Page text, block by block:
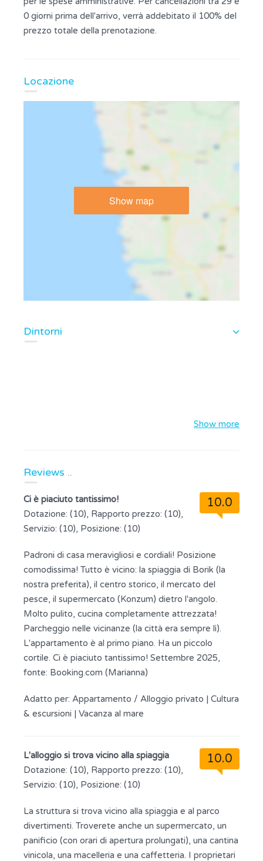
0 giorni prima dell'arrivo, verrà addebitato il 100% del
prezzo totale della prenotazione.
Locazione
Show map
Dintorni
Show more
Reviews ..
10.0
Ci è piaciuto tantissimo!
Dotazione: (10), Rapporto prezzo: (10),
Servizio: (10), Posizione: (10)
Padroni di casa meravigliosi e cordiali! Posizione
comodissima! Tutto è vicino: la spiaggia di Borik (la
nostra preferita), il centro storico, il mercato del
pesce, il supermercato (Konzum) dietro l'angolo.
Molto pulito, cucina completamente attrezzata!
Parcheggio nelle vicinanze (la città era sempre lì).
L'appartamento è al primo piano. Ha un piccolo
cortile. Ci è piaciuto tantissimo! Settembre 2025,
fonte: Booking.com (Marianna)
Adatto per: Appartamento / Alloggio privato | Cultura
& escursioni | Vacanza al mare
10.0
L'alloggio si trova vicino alla spiaggia
Dotazione: (10), Rapporto prezzo: (10),
Servizio: (10), Posizione: (10)
La struttura si trova vicino alla spiaggia e al parco
divertimenti. Troverete anche un supermercato, un
panificio (con orari di apertura prolungati), una cantina
vinicola, una macelleria e una caffetteria. I proprietari